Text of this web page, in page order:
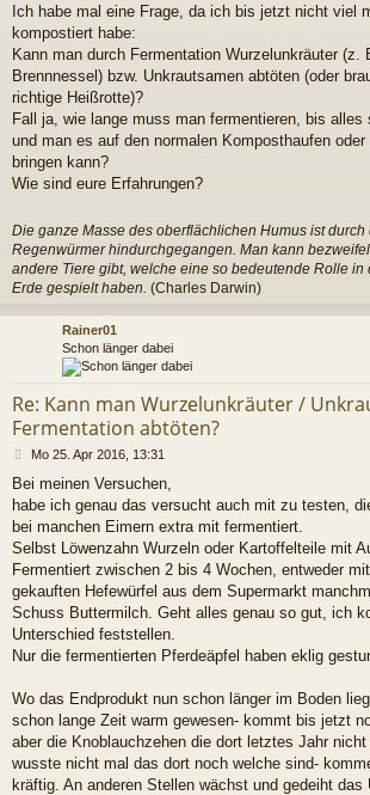
i
t
r
Ich habe mal eine Frage, da ich bis jetzt nicht viel
kompostiert habe:
Kann man durch Fermentation Wurzelunkräuter (z.
Brennnessel) bzw. Unkrautsamen abtöten (oder
richtige Heißrotte)?
Fall ja, wie lange muss man fermentieren, bis alles
und man es auf den normalen Komposthaufen
bringen kann?
Wie sind eure Erfahrungen?
Die ganze Masse des oberflächlichen Humus ist durch
Regenwürmer hindurchgegangen. Man kann
andere Tiere gibt, welche eine so bedeutende Rolle in
Erde gespielt haben. (Charles Darwin)
Rainer01
Schon länger dabei
Re: Kann man Wurzelunkräuter /
Fermentation abtöten?
B
i
t
r
a
Mo 25. Apr 2016, 13:31
Bei meinen Versuchen,
habe ich genau das versucht auch mit zu testen,
bei manchen Eimern extra mit fermentiert.
Selbst Löwenzahn Wurzeln oder Kartoffelteile mit
Fermentiert zwischen 2 bis 4 Wochen, entweder
gekauften Hefewürfel aus dem Supermarkt
Schuss Buttermilch. Geht alles genau so gut, ich
Unterschied feststellen.
Nur die fermentierten Pferdeäpfel haben eklig
Wo das Endprodukt nun schon länger im Boden
schon lange Zeit warm gewesen- kommt bis jetzt
aber die Knoblauchzehen die dort letztes Jahr
wusste nicht mal das dort noch welche sind-
kräftig. An anderen Stellen wächst und gedeiht das